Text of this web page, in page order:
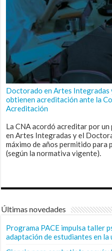
Doctorado en Artes Integradas
obtienen acreditación ante la
Acreditación
La CNA acordó acreditar por
en Artes Integradas y el
máximo de años permitido para
(según la normativa vigente).
Últimas novedades
Programa PACE impulsa taller
adaptación de estudiantes en la